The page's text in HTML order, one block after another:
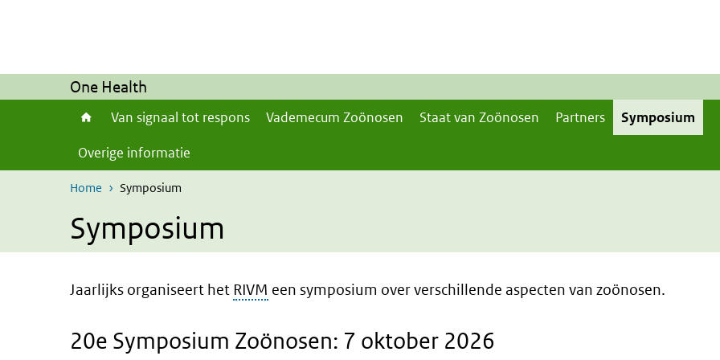
One Health
Van signaal tot respons Vademecum Zoönosen Staat van Zoönosen Partners
Symposium
Overige informatie
Home Symposium
Symposium
Jaarlijks organiseert het RIVM een symposium over verschillende aspecten van zoönosen.
20e Symposium Zoönosen: 7 oktober 2026